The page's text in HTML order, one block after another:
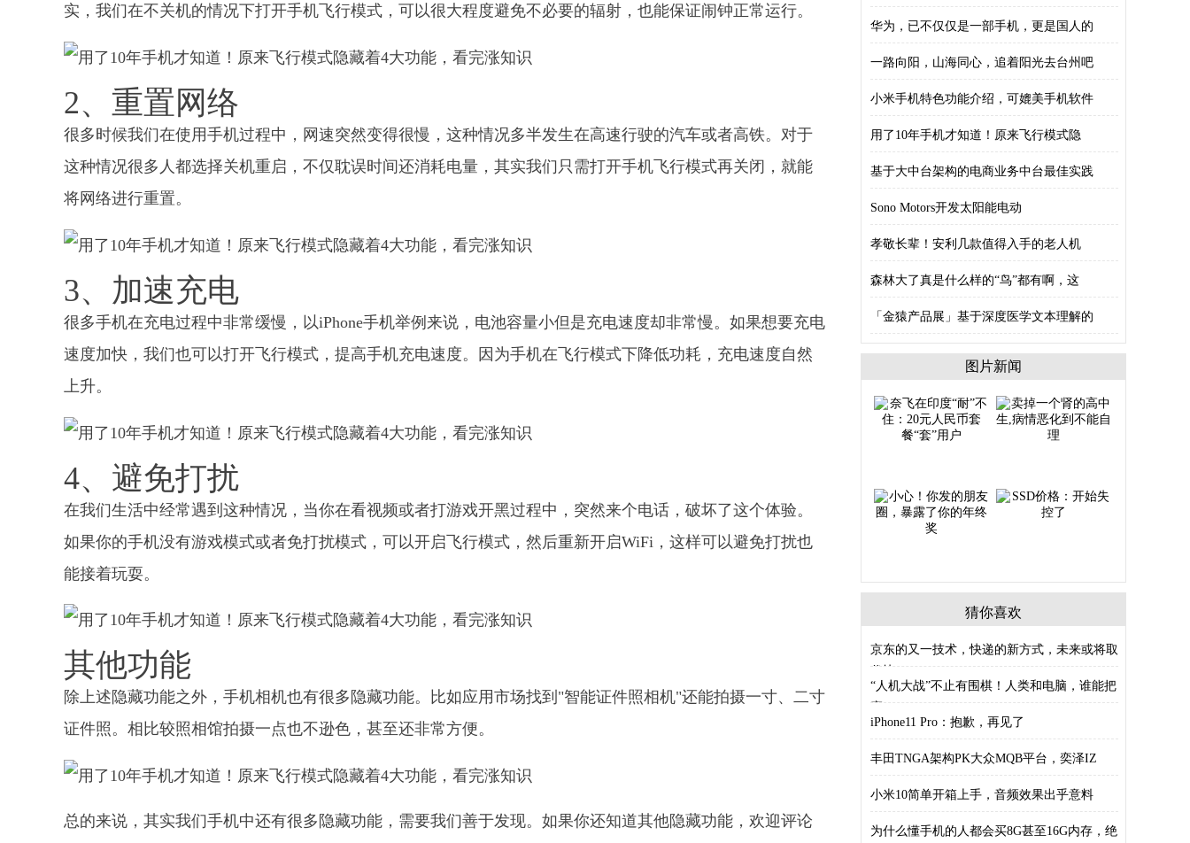
实，我们在不关机的情况下打开手机飞行模式，可以很大程度避免不必要的辐射，也能保证闹钟正常运行。
2、重置网络
很多时候我们在使用手机过程中，网速突然变得很慢，这种情况多半发生在高速行驶的汽车或者高铁。对于
这种情况很多人都选择关机重启，不仅耽误时间还消耗电量，其实我们只需打开手机飞行模式再关闭，就能
将网络进行重置。
3、加速充电
很多手机在充电过程中非常缓慢，以iPhone手机举例来说，电池容量小但是充电速度却非常慢。如果想要充电
速度加快，我们也可以打开飞行模式，提高手机充电速度。因为手机在飞行模式下降低功耗，充电速度自然
上升。
4、避免打扰
在我们生活中经常遇到这种情况，当你在看视频或者打游戏开黑过程中，突然来个电话，破坏了这个体验。
如果你的手机没有游戏模式或者免打扰模式，可以开启飞行模式，然后重新开启WiFi，这样可以避免打扰也
能接着玩耍。
其他功能
除上述隐藏功能之外，手机相机也有很多隐藏功能。比如应用市场找到"智能证件照相机"还能拍摄一寸、二寸
证件照。相比较照相馆拍摄一点也不逊色，甚至还非常方便。
总的来说，其实我们手机中还有很多隐藏功能，需要我们善于发现。如果你还知道其他隐藏功能，欢迎评论
华为，已不仅仅是一部手机，更是国人的
一路向阳，山海同心，追着阳光去台州吧
小米手机特色功能介绍，可媲美手机软件
用了10年手机才知道！原来飞行模式隐
基于大中台架构的电商业务中台最佳实践
Sono Motors开发太阳能电动
孝敬长辈！安利几款值得入手的老人机
森林大了真是什么样的“鸟”都有啊，这
「金猿产品展」基于深度医学文本理解的
图片新闻
猜你喜欢
京东的又一技术，快递的新方式，未来或将取
代快
“人机大战”不止有围棋！人类和电脑，谁能把
赛
iPhone11 Pro：抱歉，再见了
丰田TNGA架构PK大众MQB平台，奕泽IZ
小米10简单开箱上手，音频效果出乎意料
为什么懂手机的人都会买8G甚至16G内存，绝